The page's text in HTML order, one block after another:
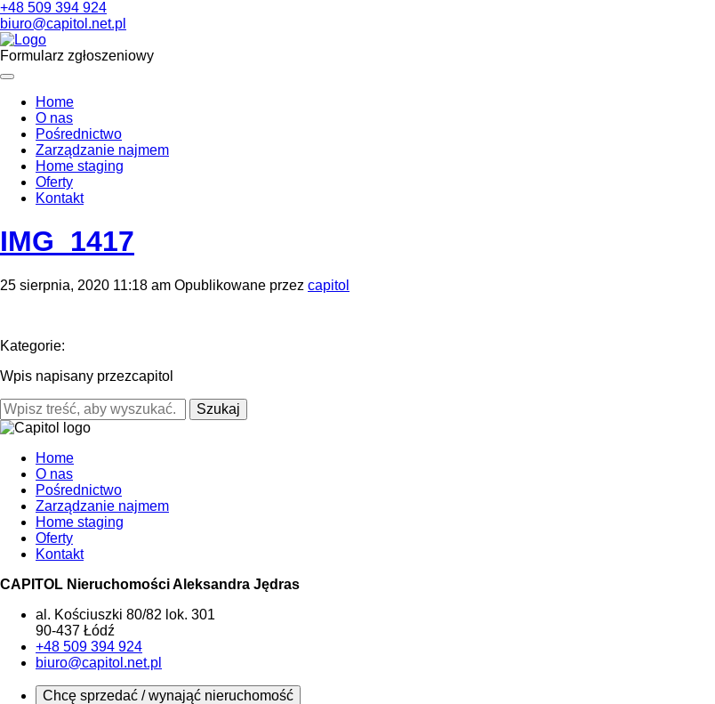
+48 509 394 924
biuro@capitol.net.pl
Formularz zgłoszeniowy
Home
O nas
Pośrednictwo
Zarządzanie najmem
Home staging
Oferty
Kontakt
IMG_1417
25 sierpnia, 2020 11:18 am Opublikowane przez capitol
Kategorie:
Wpis napisany przezcapitol
Szukaj
Home
O nas
Pośrednictwo
Zarządzanie najmem
Home staging
Oferty
Kontakt
CAPITOL Nieruchomości Aleksandra Jędras
al. Kościuszki 80/82 lok. 301
90-437 Łódź
+48 509 394 924
biuro@capitol.net.pl
Chcę sprzedać / wynająć nieruchomość